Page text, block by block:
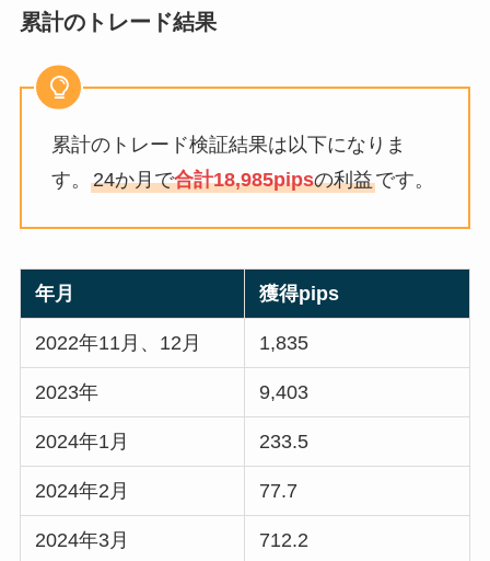
累計のトレード結果
累計のトレード検証結果は以下になりま
す。 24か月で合計18,985pipsの利益です。
年月 獲得pips
2022年11月、12月 1,835
2023年 9,403
2024年1月 233.5
2024年2月 77.7
2024年3月 712.2